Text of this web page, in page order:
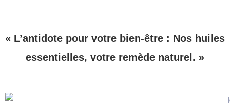
« L’antidote pour votre bien-être : Nos huiles
essentielles, votre remède naturel. »